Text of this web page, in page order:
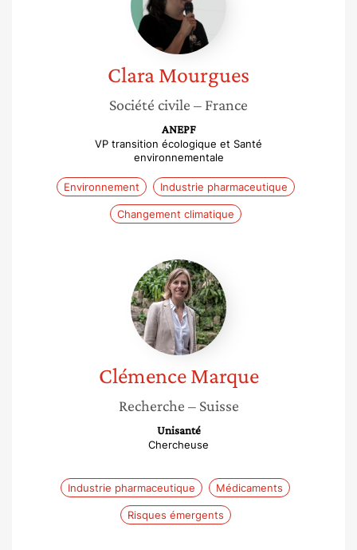
ClaraMourgues
Société civile – France
ANEPF
VP transition écologique et Santé
environnementale
Environnement Industrie pharmaceutique
Changement climatique
Clémence
Marque
Clémence Marque
Recherche – Suisse
Unisanté
Chercheuse
Industrie pharmaceutique Médicaments
Risques émergents